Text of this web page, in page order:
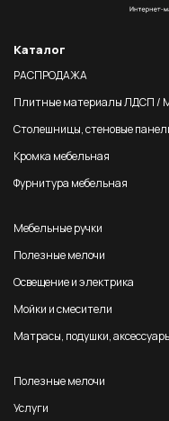
Каталог
РАСПРОДАЖА
Плитные материалы ЛДСП /
Столешницы, стеновые
Кромка мебельная
Фурнитура мебельная
Мебельные ручки
Полезные мелочи
Освещение и электрика
Мойки и смесители
Матрасы, подушки,
Полезные мелочи
Услуги